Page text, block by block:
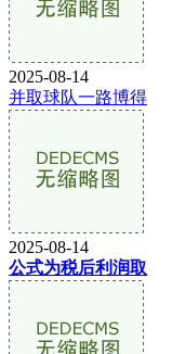
2025-08-14
并取球队一路博得
2025-08-14
公式为税后利润取